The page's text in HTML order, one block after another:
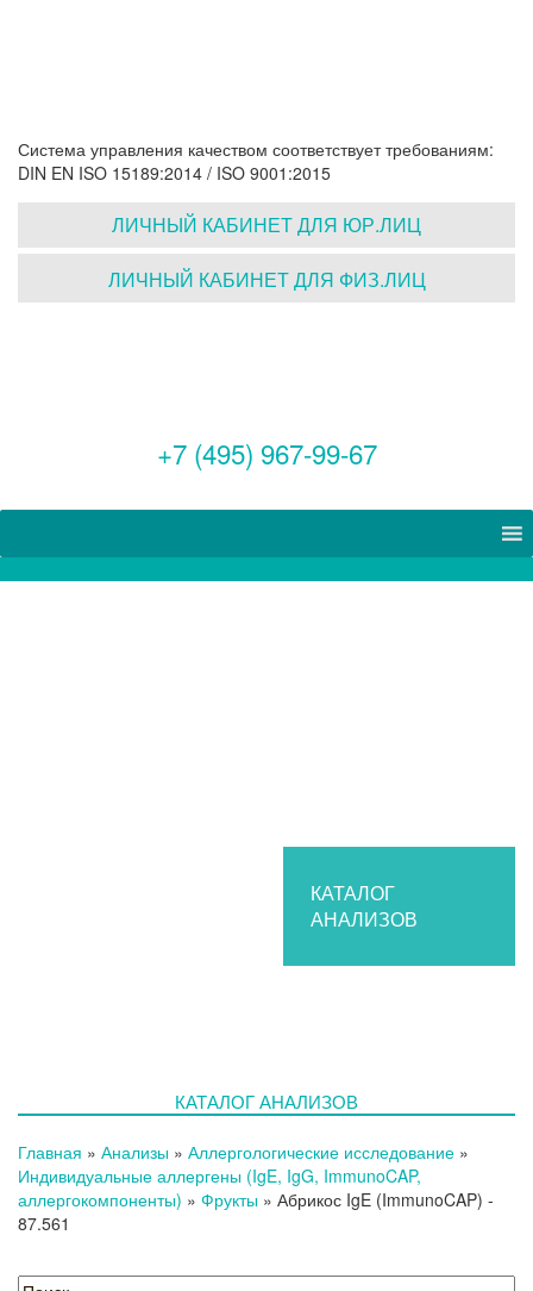
Система управления качеством соответствует требованиям:
DIN EN ISO 15189:2014 / ISO 9001:2015
ЛИЧНЫЙ КАБИНЕТ ДЛЯ ЮР.ЛИЦ
ЛИЧНЫЙ КАБИНЕТ ДЛЯ ФИЗ.ЛИЦ
+7 (495) 967-99-67
КАТАЛОГ
АНАЛИЗОВ
КАТАЛОГ АНАЛИЗОВ
Главная » Анализы » Аллергологические исследование »
Индивидуальные аллергены (IgE, IgG, ImmunoCAP,
аллергокомпоненты) » Фрукты » Абрикос IgE (ImmunoCAP) -
87.561